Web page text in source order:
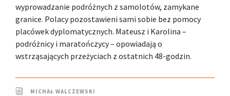
wyprowadzanie podróżnych z samolotów, zamykane
granice. Polacy pozostawieni sami sobie bez pomocy
placówek dyplomatycznych. Mateusz i Karolina –
podróżnicy i maratończycy – opowiadają o
wstrząsających przeżyciach z ostatnich 48-godzin.
MICHAŁ WALCZEWSKI